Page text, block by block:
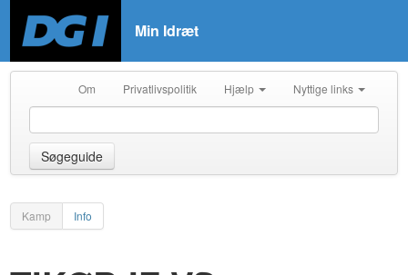
Min Idræt
Om Privatlivspolitik Hjælp Nyttige links
Søgeguide
Kamp Info